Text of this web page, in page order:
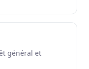
général et